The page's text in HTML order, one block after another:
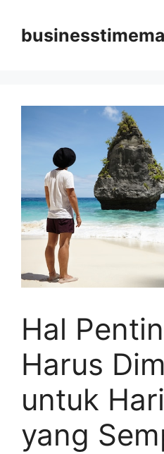
content
Hal
Harus
untuk
yang